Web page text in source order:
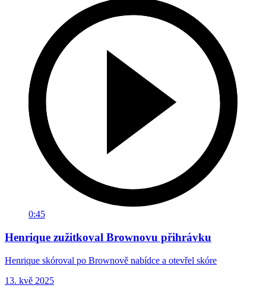
0:45
Henrique zužitkoval Brownovu přihrávku
Henrique skóroval po Brownově nabídce a otevřel skóre
13. kvě 2025